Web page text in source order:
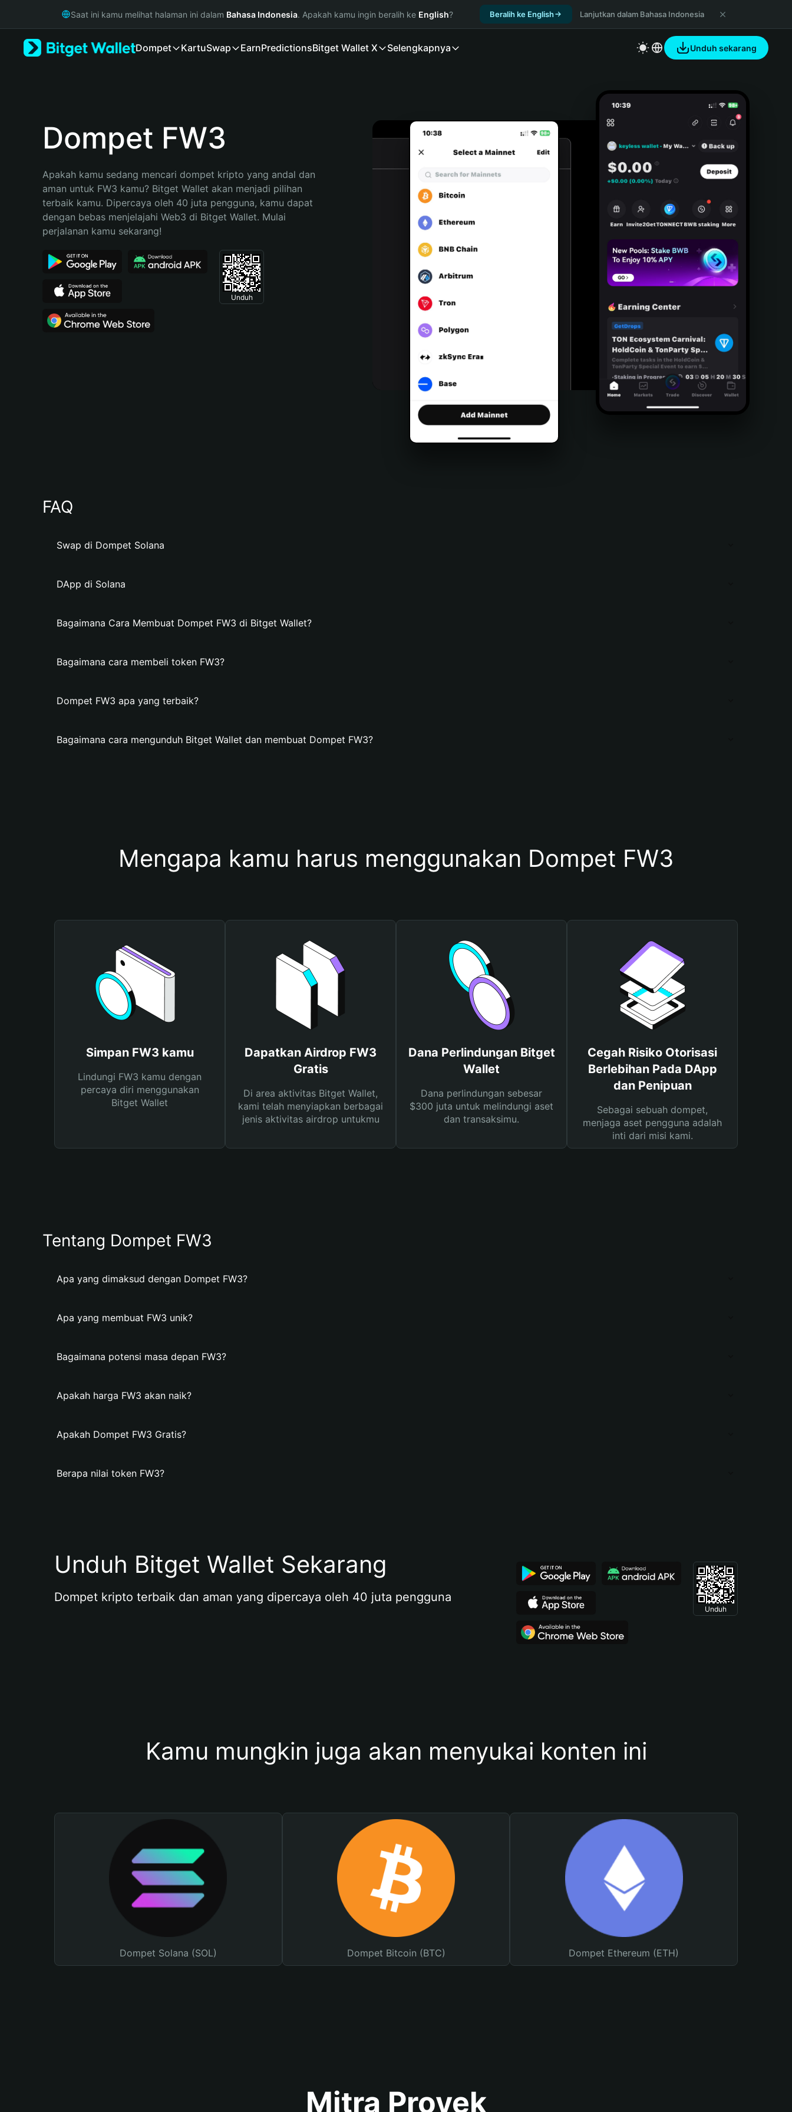
Русский
Bahasa Indonesia
Español (Argentina)
Saat ini kamu melihat halaman ini dalam Bahasa Indonesia. Apakah kamu ingin beralih ke English? Beralih ke English Lanjutkan dalam Bahasa Indonesia
Dompet KartuSwap EarnPredictionsBitget Wallet X Selengkapnya Unduh sekarang
Dompet FW3
Apakah kamu sedang mencari dompet kripto yang andal dan
aman untuk FW3 kamu? Bitget Wallet akan menjadi pilihan
terbaik kamu. Dipercaya oleh 40 juta pengguna, kamu dapat
dengan bebas menjelajahi Web3 di Bitget Wallet. Mulai
perjalanan kamu sekarang!
Unduh
FAQ
Swap di Dompet Solana
DApp di Solana
Bagaimana Cara Membuat Dompet FW3 di Bitget Wallet?
Bagaimana cara membeli token FW3?
Dompet FW3 apa yang terbaik?
Bagaimana cara mengunduh Bitget Wallet dan membuat Dompet FW3?
Mengapa kamu harus menggunakan Dompet FW3
Simpan FW3 kamu
Lindungi FW3 kamu dengan
percaya diri menggunakan
Bitget Wallet
Dapatkan Airdrop FW3
Gratis
Di area aktivitas Bitget Wallet,
kami telah menyiapkan berbagai
jenis aktivitas airdrop untukmu
Dana Perlindungan Bitget
Wallet
Dana perlindungan sebesar
$300 juta untuk melindungi aset
dan transaksimu.
Cegah Risiko Otorisasi
Berlebihan Pada DApp
dan Penipuan
Sebagai sebuah dompet,
menjaga aset pengguna adalah
inti dari misi kami.
Tentang Dompet FW3
Apa yang dimaksud dengan Dompet FW3?
Apa yang membuat FW3 unik?
Bagaimana potensi masa depan FW3?
Apakah harga FW3 akan naik?
Apakah Dompet FW3 Gratis?
Berapa nilai token FW3?
Unduh Bitget Wallet Sekarang
Dompet kripto terbaik dan aman yang dipercaya oleh 40 juta pengguna
Unduh
Kamu mungkin juga akan menyukai konten ini
Dompet Solana (SOL) Dompet Bitcoin (BTC) Dompet Ethereum (ETH)
Mitra Proyek